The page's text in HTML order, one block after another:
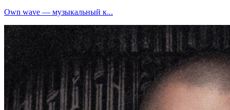
Own wave — музыкальный к...